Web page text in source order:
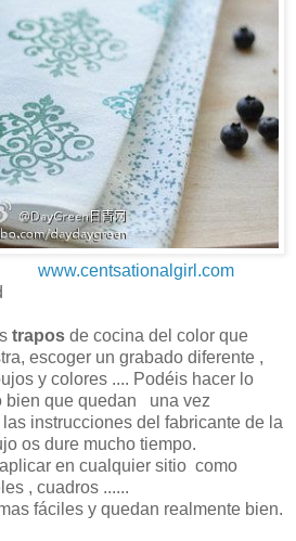
www.centsationalgirl.com
trapos de cocina del color que
escoger un grabado diferente ,
y colores .... Podéis hacer lo
bien que quedan una vez
instrucciones del fabricante de la
os dure mucho tiempo.
en cualquier sitio como
, cuadros ......
fáciles y quedan realmente bien.